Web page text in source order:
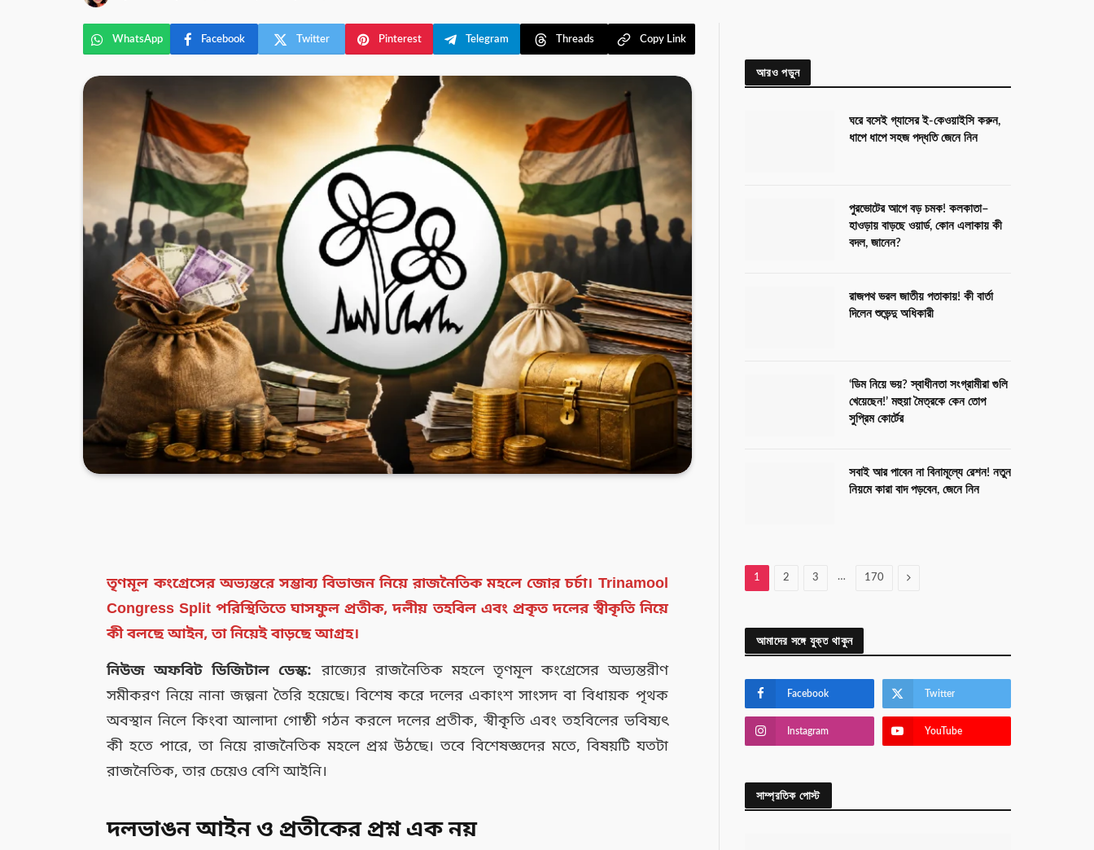
WhatsApp Facebook Twitter Pinterest Telegram Threads Copy Link
তৃণমূল কংগ্রেসের অভ্যন্তরে সম্ভাব্য বিভাজন নিয়ে রাজনৈতিক মহলে জোর চর্চা। Trinamool
Congress Split পরিস্থিতিতে ঘাসফুল প্রতীক, দলীয় তহবিল এবং প্রকৃত দলের স্বীকৃতি নিয়ে
কী বলছে আইন, তা নিয়েই বাড়ছে আগ্রহ।
নিউজ অফবিট ডিজিটাল ডেস্ক: রাজ্যের রাজনৈতিক মহলে তৃণমূল কংগ্রেসের অভ্যন্তরীণ
সমীকরণ নিয়ে নানা জল্পনা তৈরি হয়েছে। বিশেষ করে দলের একাংশ সাংসদ বা বিধায়ক পৃথক
অবস্থান নিলে কিংবা আলাদা গোষ্ঠী গঠন করলে দলের প্রতীক, স্বীকৃতি এবং তহবিলের ভবিষ্যৎ
কী হতে পারে, তা নিয়ে রাজনৈতিক মহলে প্রশ্ন উঠছে। তবে বিশেষজ্ঞদের মতে, বিষয়টি যতটা
রাজনৈতিক, তার চেয়েও বেশি আইনি।
দলভাঙন আইন ও প্রতীকের প্রশ্ন এক নয়
আরও পড়ুন
ঘরে বসেই গ্যাসের ই-কেওয়াইসি করুন,
ধাপে ধাপে সহজ পদ্ধতি জেনে নিন
পুরভোটের আগে বড় চমক! কলকাতা–
হাওড়ায় বাড়ছে ওয়ার্ড, কোন এলাকায় কী
বদল, জানেন?
রাজপথ ভরল জাতীয় পতাকায়! কী বার্তা
দিলেন শুভেন্দু অধিকারী
‘ডিম নিয়ে ভয়? স্বাধীনতা সংগ্রামীরা গুলি
খেয়েছেন!’ মহুয়া মৈত্রকে কেন তোপ
সুপ্রিম কোর্টের
সবাই আর পাবেন না বিনামূল্যে রেশন! নতুন
নিয়মে কারা বাদ পড়বেন, জেনে নিন
1 2 3 … 170 Next
আমাদের সঙ্গে যুক্ত থাকুন
Facebook Twitter
Instagram YouTube
সাম্প্রতিক পোস্ট